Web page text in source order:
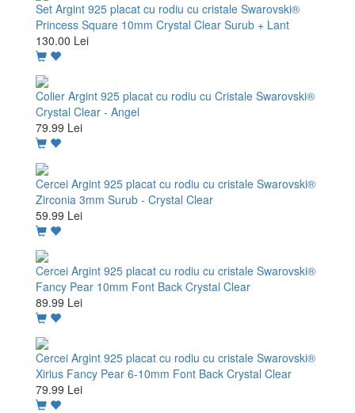
Set Argint 925 placat cu rodiu cu cristale Swarovski®
Princess Square 10mm Crystal Clear Surub + Lant
130.00 Lei
Colier Argint 925 placat cu rodiu cu Cristale Swarovski®
Crystal Clear - Angel
79.99 Lei
Cercei Argint 925 placat cu rodiu cu cristale Swarovski®
Zirconia 3mm Surub - Crystal Clear
59.99 Lei
Cercei Argint 925 placat cu rodiu cu cristale Swarovski®
Fancy Pear 10mm Font Back Crystal Clear
89.99 Lei
Cercei Argint 925 placat cu rodiu cu cristale Swarovski®
Xirius Fancy Pear 6-10mm Font Back Crystal Clear
79.99 Lei